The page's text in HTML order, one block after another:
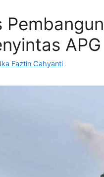
Ika Faztin Cahyanti